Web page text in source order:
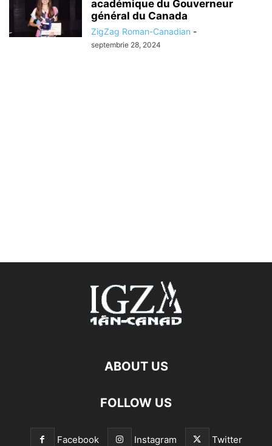
académique du Gouverneur
général du Canada
ZigZag Roman-Canadian -
septembrie 28, 2024
ABOUT US
FOLLOW US
Facebook Instagram Twitter